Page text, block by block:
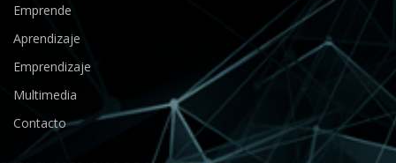
Emprende
Aprendizaje
Emprendizaje
Multimedia
Contacto